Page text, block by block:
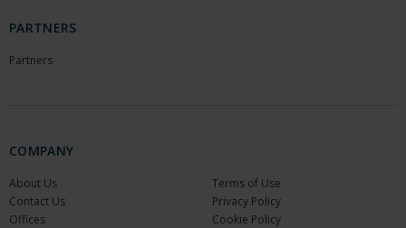
PARTNERS
Partners
COMPANY
About Us
Contact Us
Offices
Terms of Use
Privacy Policy
Cookie Policy